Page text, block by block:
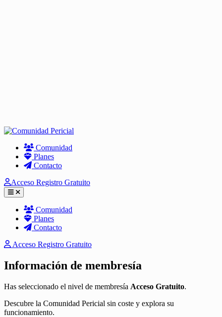
Skip
content
Comunidad
Planes
Contacto
Acceso Registro Gratuito
Abrir menú
Comunidad
Planes
Contacto
Acceso Registro Gratuito
Pago
membresía
Información de membresía
Has seleccionado el nivel de membresía Acceso Gratuito.
Descubre la Comunidad Pericial sin coste y explora su
funcionamiento.